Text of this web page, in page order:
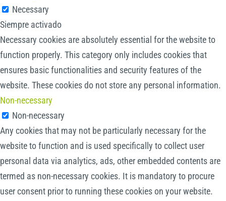
Necessary
Siempre activado
Necessary cookies are absolutely essential for the website to
function properly. This category only includes cookies that
ensures basic functionalities and security features of the
website. These cookies do not store any personal information.
Non-necessary
Non-necessary
Any cookies that may not be particularly necessary for the
website to function and is used specifically to collect user
personal data via analytics, ads, other embedded contents are
termed as non-necessary cookies. It is mandatory to procure
user consent prior to running these cookies on your website.